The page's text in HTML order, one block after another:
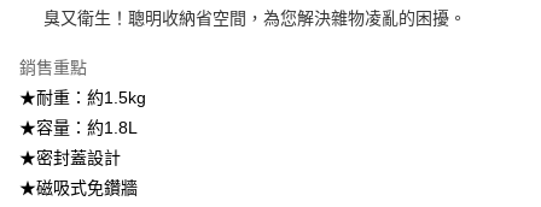
【大哥付你分期使用說明】
1.本服務由台灣大哥大提供，台灣大哥大用戶可立即使用無須另外申請。
流程，驗證手機門號後，選擇欲分期的期數、繳款截止日，確認付款後即完
成交易。
3.實際核准額度、可分期數及費用金額請依後續交易確認頁面所載為準。
4.訂單成立30分鐘內，如未前往確認交易或遇審核未通過，訂單將自動取
消。如遇「轉專審核」未通過狀況，表示未達大哥付你分期系統評分，恕無
法說明評估內容。
ATM付款
運送方式
宅配【父親節大回饋】限時$299免運
每筆NT$150，滿NT$299(含以上)免運費
臭又衛生！聰明收納省空間，為您解決雜物凌亂的困擾。
銷售重點
★耐重：約1.5kg
★容量：約1.8L
★密封蓋設計
★磁吸式免鑽牆